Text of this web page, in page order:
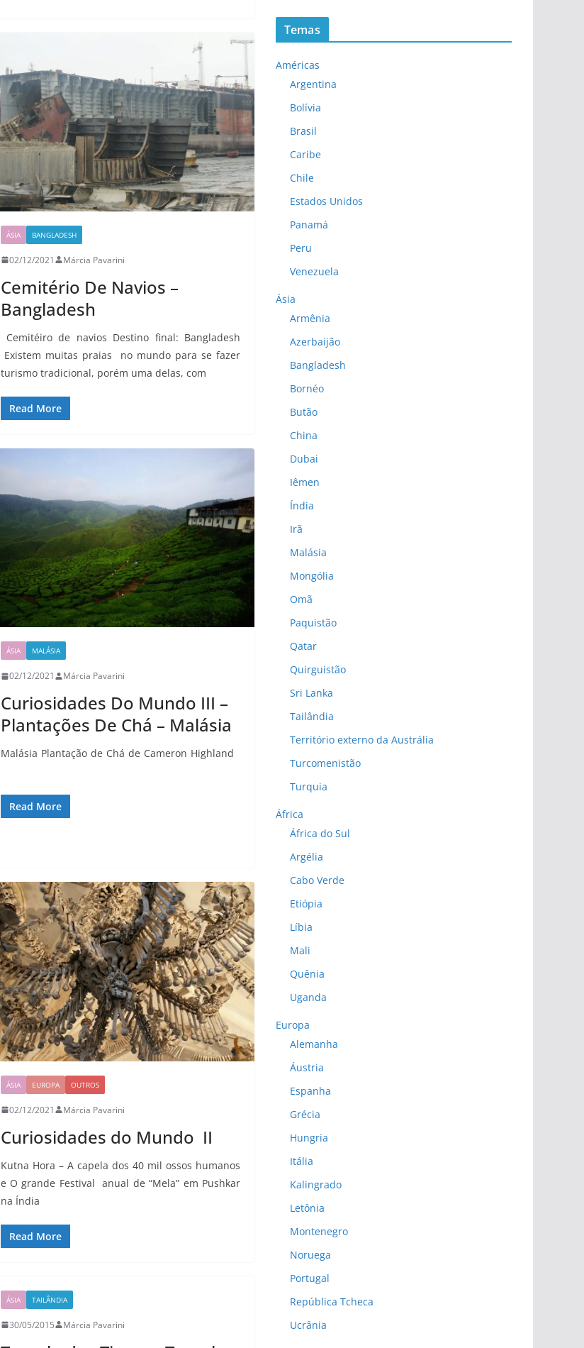
ÁSIA BANGLADESH
02/12/2021 Márcia Pavarini
Cemitério De Navios –
Bangladesh
Cemitéiro de navios Destino final: Bangladesh
Existem muitas praias no mundo para se fazer
turismo tradicional, porém uma delas, com
Read More
ÁSIA MALÁSIA
02/12/2021 Márcia Pavarini
Curiosidades Do Mundo III –
Plantações De Chá – Malásia
Malásia Plantação de Chá de Cameron Highland
Read More
ÁSIA EUROPA OUTROS
02/12/2021 Márcia Pavarini
Curiosidades do Mundo II
Kutna Hora – A capela dos 40 mil ossos humanos
e O grande Festival anual de “Mela” em Pushkar
na Índia
Read More
ÁSIA TAILÂNDIA
30/05/2015 Márcia Pavarini
Temas
Américas
Argentina
Bolívia
Brasil
Caribe
Chile
Estados Unidos
Panamá
Peru
Venezuela
Ásia
Armênia
Azerbaijão
Bangladesh
Bornéo
Butão
China
Dubai
Iêmen
Índia
Irã
Malásia
Mongólia
Omã
Paquistão
Qatar
Quirguistão
Sri Lanka
Tailândia
Território externo da Austrália
Turcomenistão
Turquia
África
África do Sul
Argélia
Cabo Verde
Etiópia
Líbia
Mali
Quênia
Uganda
Europa
Alemanha
Áustria
Espanha
Grécia
Hungria
Itália
Kalingrado
Letônia
Montenegro
Noruega
Portugal
República Tcheca
Ucrânia